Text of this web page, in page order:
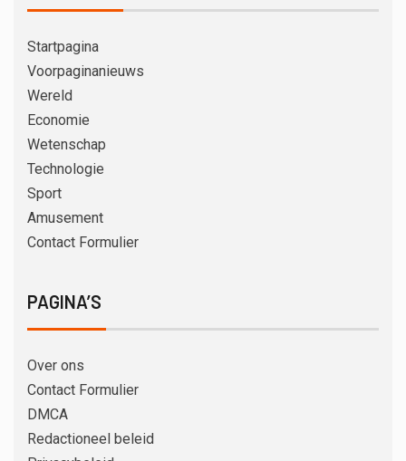
Startpagina
Voorpaginanieuws
Wereld
Economie
Wetenschap
Technologie
Sport
Amusement
Contact Formulier
PAGINA’S
Over ons
Contact Formulier
DMCA
Redactioneel beleid